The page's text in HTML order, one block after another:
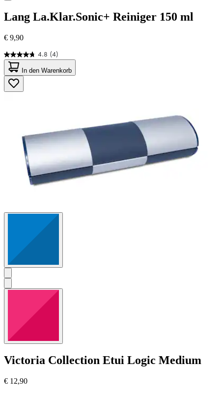
Lang La.Klar.Sonic+ Reiniger 150 ml
€ 9,90
4.8 (4)
4.8
von
5
Sternen.
4
In den Warenkorb
Victoria Collection Etui Logic Medium
€ 12,90